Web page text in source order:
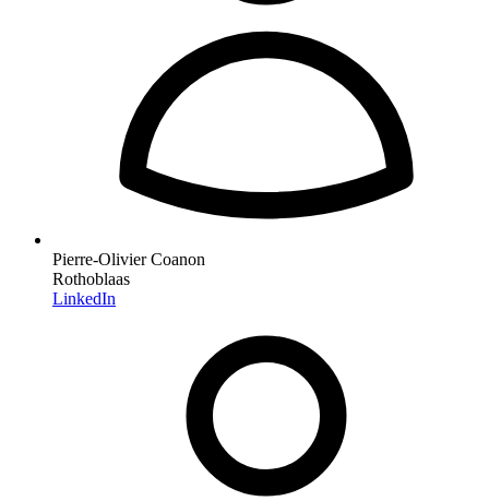
Pierre-Olivier Coanon
Rothoblaas
LinkedIn